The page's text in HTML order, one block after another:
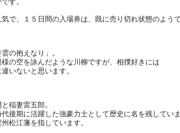
雲の抱えなり」。
の空を詠んだような川柳ですが、相撲好きには
稲妻雷五郎。
代後期に活躍した強豪力士として歴史に名を残してい